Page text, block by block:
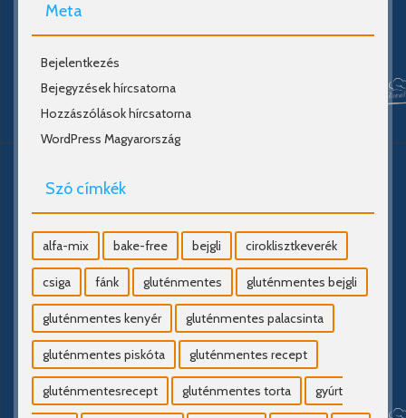
Meta
Bejelentkezés
Bejegyzések hírcsatorna
Hozzászólások hírcsatorna
WordPress Magyarország
Szó címkék
alfa-mix bake-free bejgli ciroklisztkeverék
csiga fánk gluténmentes gluténmentes bejgli
gluténmentes kenyér gluténmentes palacsinta
gluténmentes piskóta gluténmentes recept
gluténmentesrecept gluténmentes torta gyúrt